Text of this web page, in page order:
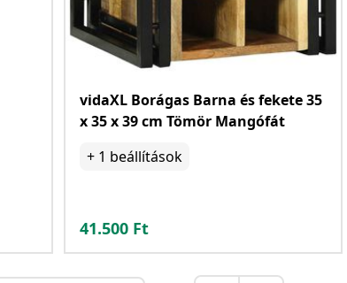
vidaXL Borágas Barna és fekete 35
x 35 x 39 cm Tömör Mangófát
+ 1 beállítások
41.500 Ft